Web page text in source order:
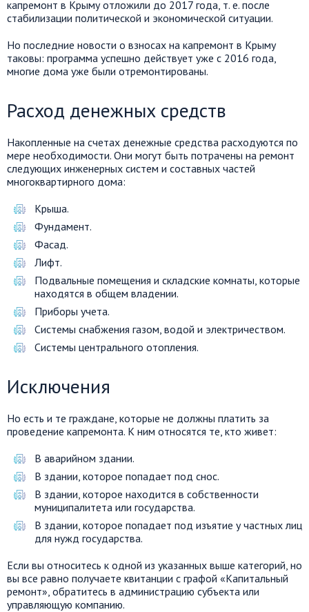
капремонт в Крыму отложили до 2017 года, т. е. после
стабилизации политической и экономической ситуации.
Но последние новости о взносах на капремонт в Крыму
таковы: программа успешно действует уже с 2016 года,
многие дома уже были отремонтированы.
Расход денежных средств
Накопленные на счетах денежные средства расходуются по
мере необходимости. Они могут быть потрачены на ремонт
следующих инженерных систем и составных частей
многоквартирного дома:
Крыша.
Фундамент.
Фасад.
Лифт.
Подвальные помещения и складские комнаты, которые
находятся в общем владении.
Приборы учета.
Системы снабжения газом, водой и электричеством.
Системы центрального отопления.
Исключения
Но есть и те граждане, которые не должны платить за
проведение капремонта. К ним относятся те, кто живет:
В аварийном здании.
В здании, которое попадает под снос.
В здании, которое находится в собственности
муниципалитета или государства.
В здании, которое попадает под изъятие у частных лиц
для нужд государства.
Если вы относитесь к одной из указанных выше категорий, но
вы все равно получаете квитанции с графой «Капитальный
ремонт», обратитесь в администрацию субъекта или
управляющую компанию.